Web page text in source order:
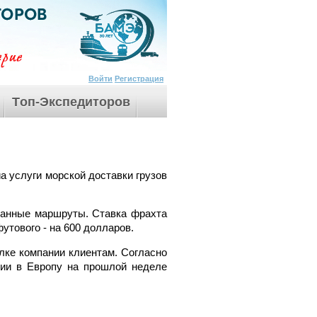
Войти Регистрация
Tоп-Экспедиторов
морской доставки грузов
маршруты. Ставка фрахта
- на 600 долларов.
компании клиентам. Согласно
в Европу на прошлой неделе